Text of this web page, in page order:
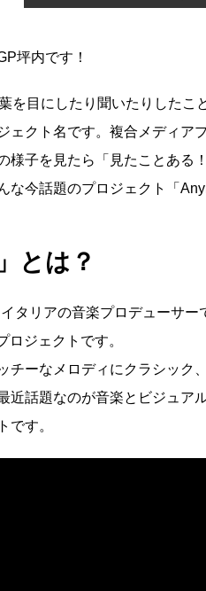
坪内です！
を目にしたり聞いたりした
ェクト名です。複合メディア
様子を見たら「見たことある
今話題のプロジェクト「
とは？
タリアの音楽プロデューサー
ロジェクトです。
チーなメロディにクラシック
近話題なのが音楽とビジュア
です。